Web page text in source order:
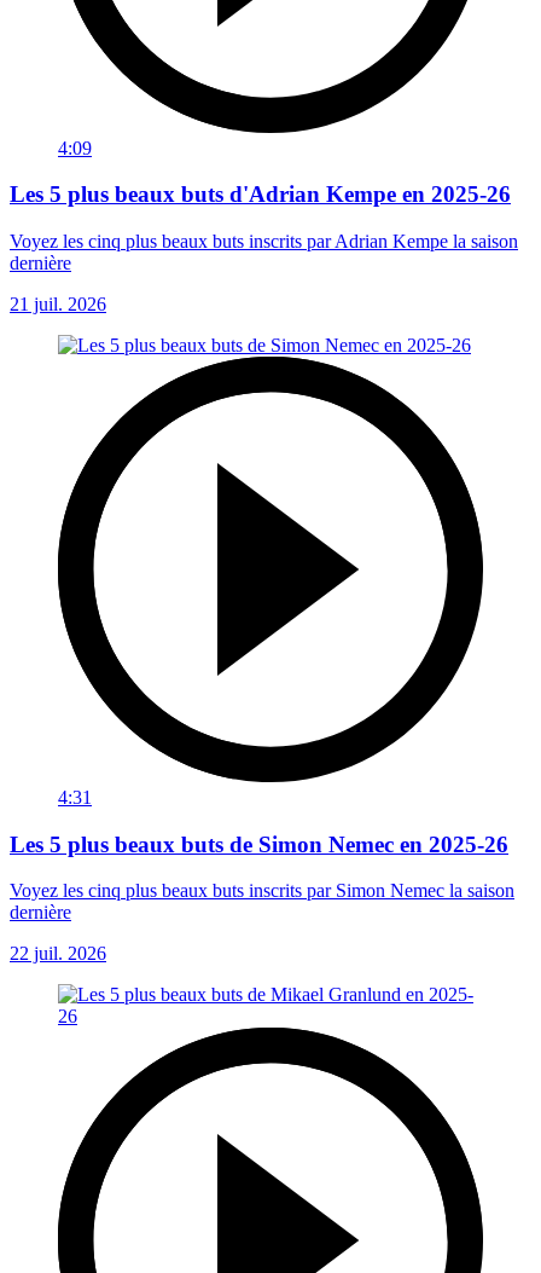
4:09
Les 5 plus beaux buts d'Adrian Kempe en 2025-26
Voyez les cinq plus beaux buts inscrits par Adrian Kempe la saison
dernière
21 juil. 2026
4:31
Les 5 plus beaux buts de Simon Nemec en 2025-26
Voyez les cinq plus beaux buts inscrits par Simon Nemec la saison
dernière
22 juil. 2026